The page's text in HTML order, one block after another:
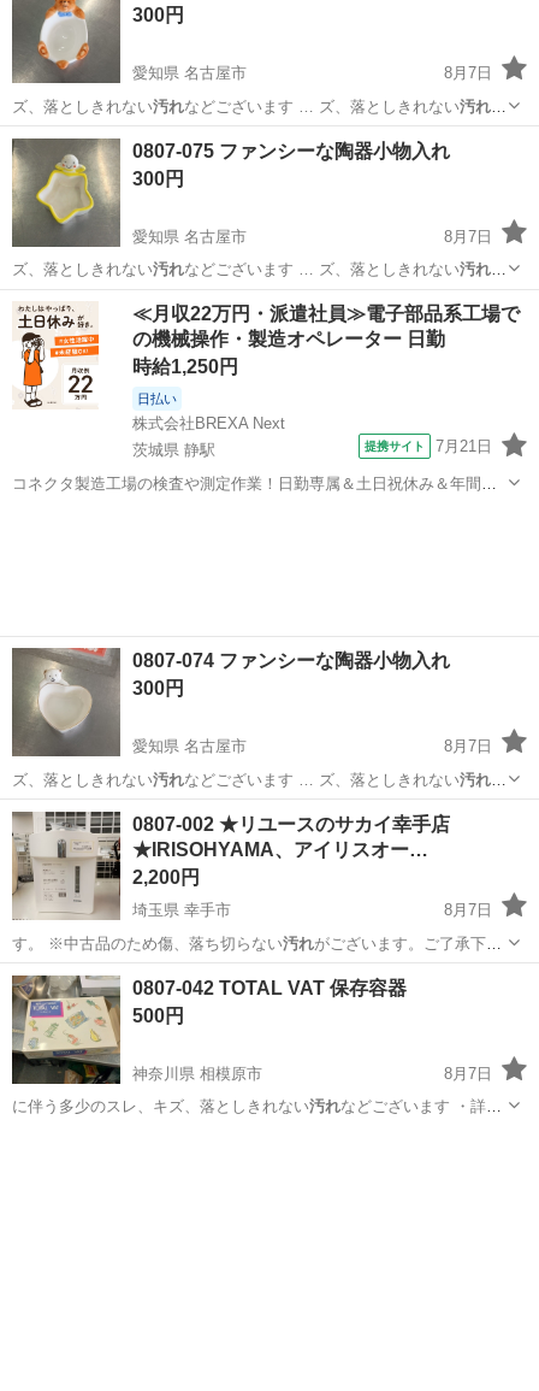
300円
愛知県 名古屋市
8月7日
ズ、落としきれない汚れなどございます … ズ、落としきれない汚れな
どございます …
愛知 名古屋市
0807-075 ファンシーな陶器小物入れ
300円
愛知県 名古屋市
8月7日
ズ、落としきれない汚れなどございます … ズ、落としきれない汚れな
どございます …
愛知 名古屋市 生活雑貨 現地
≪月収22万円・派遣社員≫電子部品系工場で
の機械操作・製造オペレーター 日勤
時給1,250円
日払い
株式会社BREXA Next
茨城県 静駅
提携サイト 7月21日
コネクタ製造工場の検査や測定作業！日勤専属＆土日祝休み＆年間休
0807-074 ファンシーな陶器小物入れ
300円
愛知県 名古屋市
8月7日
ズ、落としきれない汚れなどございます … ズ、落としきれない汚れな
どございます …
愛知 名古屋市 生活雑貨
0807-002 ★リユースのサカイ幸手店
★IRISOHYAMA、アイリスオー…
2,200円
埼玉県 幸手市
8月7日
す。 ※中古品のため傷、落ち切らない汚れがございます。ご了承下さ
い。 ※詳細…
埼玉 幸手市
0807-042 TOTAL VAT 保存容器
500円
神奈川県 相模原市
8月7日
に伴う多少のスレ、キズ、落としきれない汚れなどございます ・詳細